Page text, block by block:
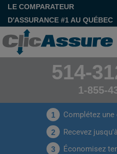
LE COMPARATEUR
D'ASSURANCE #1 AU QUÉBEC
514-
1-855-
1 Complétez une
2 Recevez
3 Économisez